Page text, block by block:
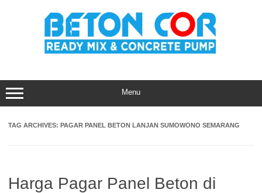
Menu
TAG ARCHIVES: PAGAR PANEL BETON LANJAN SUMOWONO SEMARANG
Harga Pagar Panel Beton di